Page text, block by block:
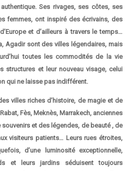
Ses rivages, ses côtes, ses
femmes, ont inspiré des écrivains, des
et d’ailleurs à travers le temps…
Agadir sont des villes légendaires, mais
toutes les commodités de la vie
structures et leur nouveau visage, celui
qui ne laisse pas indifférent.
villes riches d’histoire, de magie et de
Fès, Meknès, Marrakech, anciennes
et des légendes, de beauté , de
visiteurs patients… Leurs rues étroites,
d’une luminosité exceptionnelle,
et leurs jardins séduisent toujours